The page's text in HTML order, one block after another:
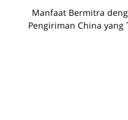
Manfaat Bermitra
Pengiriman China yang